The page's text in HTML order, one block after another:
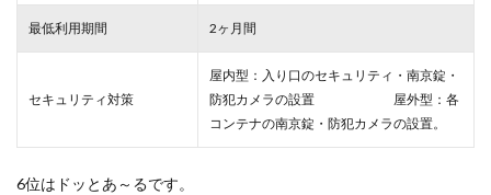
最低利用期間 2ヶ月間
セキュリティ対策
屋内型：入り口のセキュリティ・南京錠・
防犯カメラの設置 屋外型：各
コンテナの南京錠・防犯カメラの設置。
6位はドッとあ～るです。